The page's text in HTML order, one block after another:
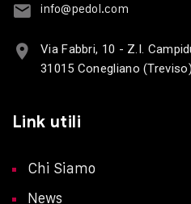
info@pedol.com
Via Fabbri, 10 - Z.I.
31015 Conegliano (Treviso)
Link utili
Chi Siamo
News